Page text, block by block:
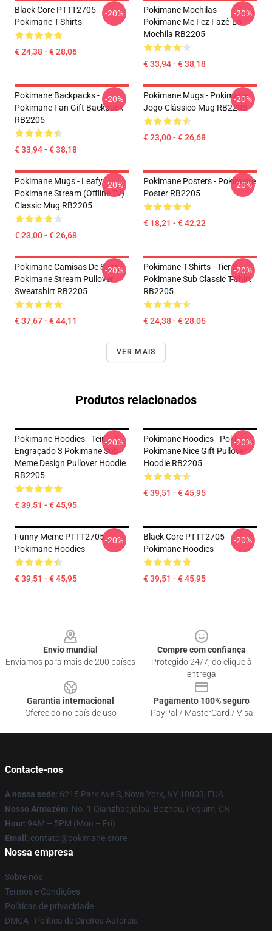
Black Core PTTT2705
Pokimane T-Shirts
€ 24,38 - € 28,06
-20%
Pokimane Mochilas -
Pokimane Me Fez Fazê-Lo
Mochila RB2205
€ 33,94 - € 38,18
-20%
Pokimane Backpacks -
Pokimane Fan Gift Backpack
RB2205
€ 33,94 - € 38,18
-20%
Pokimane Mugs - Pokimane
Jogo Clássico Mug RB2205
€ 23,00 - € 26,68
-20%
Pokimane Mugs - Leafy
Pokimane Stream (Offline Tv)
Classic Mug RB2205
€ 23,00 - € 26,68
-20%
Pokimane Posters - Pokimane
Poster RB2205
€ 18,21 - € 42,22
-20%
Pokimane Camisas De Suor
Pokimane Stream Pullover
Sweatshirt RB2205
€ 37,67 - € 44,11
-20%
Pokimane T-Shirts - Tier 3
Pokimane Sub Classic T-Shirt
RB2205
€ 24,38 - € 28,06
-20%
VER MAIS
Produtos relacionados
Pokimane Hoodies - Teir
Engraçado 3 Pokimane Sub
Meme Design Pullover Hoodie
RB2205
€ 39,51 - € 45,95
-20%
Pokimane Hoodies - Poki
Pokimane Nice Gift Pullover
Hoodie RB2205
€ 39,51 - € 45,95
-20%
Funny Meme PTTT2705
Pokimane Hoodies
€ 39,51 - € 45,95
-20%
Black Core PTTT2705
Pokimane Hoodies
€ 39,51 - € 45,95
-20%
Envio mundial
Enviamos para mais de 200 países
Compre com confiança
Protegido 24/7, do clique à
entrega
Garantia internacional
Oferecido no país de uso
Pagamento 100% seguro
PayPal / MasterCard / Visa
Contacte-nos
A nossa sede: 6215 Park Ave S, Nova York, NY 10003, EUA
Nosso Armazém: No. 1 Qianzhaojialou, Bozhou, Pequim, CN
Hour: 9AM – 5PM (Mon – Fri)
Email : contato@pokimane.store
Nossa empresa
Sobre nós
Termos e Condições
Políticas de privacidade
DMCA - Política de Direitos Autorais